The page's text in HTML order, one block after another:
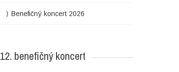
Benefičný koncert 2026
12. benefičný koncert